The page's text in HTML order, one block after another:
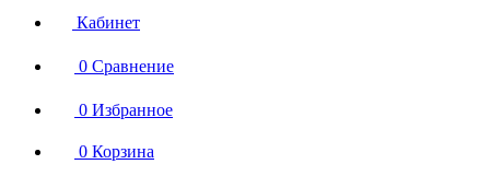
Кабинет
0 Сравнение
0 Избранное
0 Корзина